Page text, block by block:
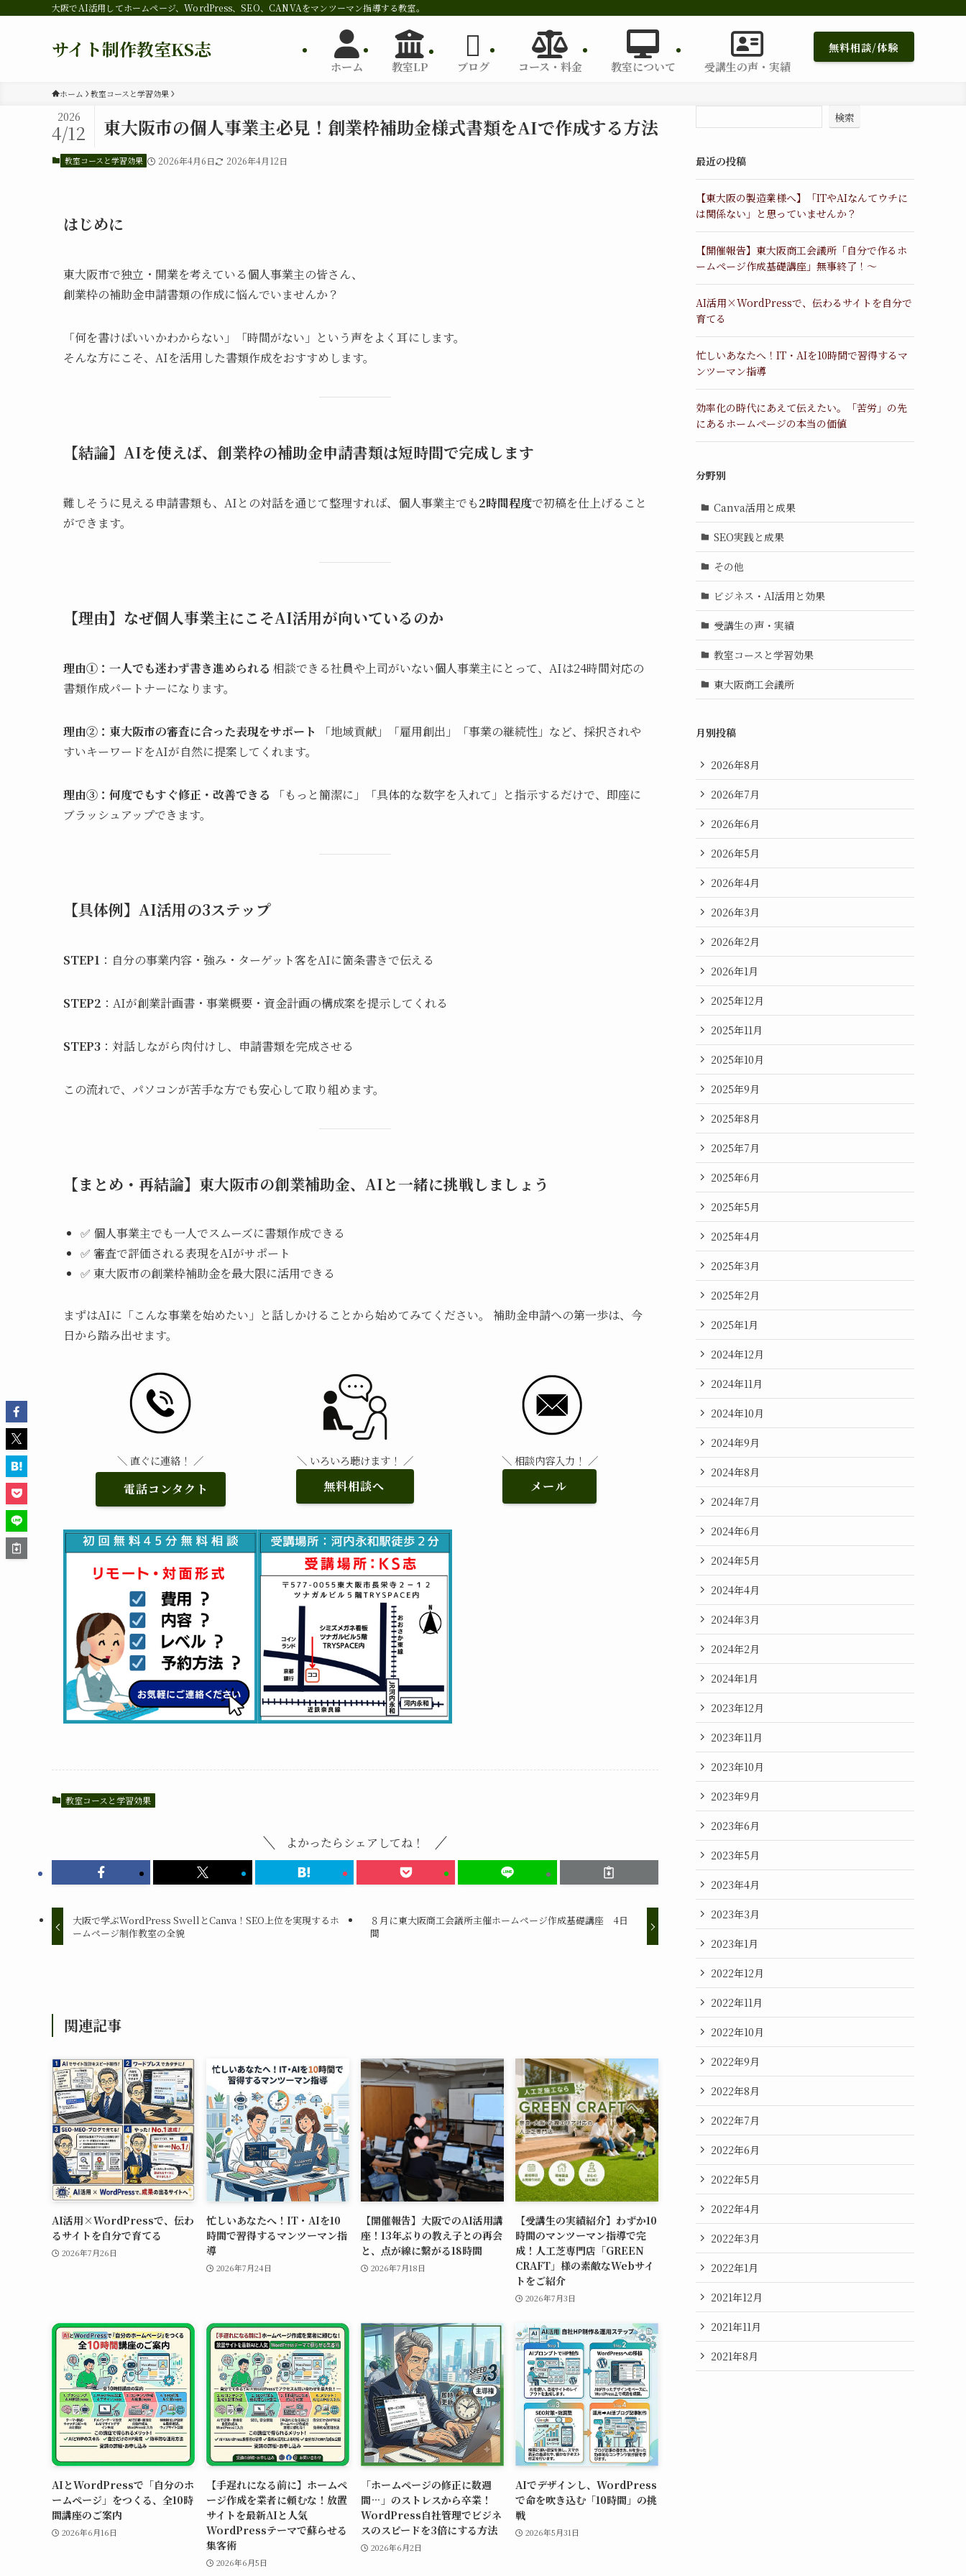
大阪でAI活用してホームページ、WordPress、SEO、CANVAをマンツーマン指導する教室。
サイト制作教室KS志
ホーム 教室LP ブログ コース・料金 教室について 受講生の声・実績
無料相談/体験
ホーム 教室コースと学習効果
東大阪市の個人事業主必見！創業枠補助金様式書類をAIで作成する方法
2026
4/12
教室コースと学習効果 2026年4月6日 2026年4月12日
はじめに
東大阪市で独立・開業を考えている個人事業主の皆さん、
創業枠の補助金申請書類の作成に悩んでいませんか？
「何を書けばいいかわからない」「時間がない」という声をよく耳にします。
そんな方にこそ、AIを活用した書類作成をおすすめします。
【結論】AIを使えば、創業枠の補助金申請書類は短時間で完成します
難しそうに見える申請書類も、AIとの対話を通じて整理すれば、個人事業主でも2時間程度で初稿を仕上げること
ができます。
【理由】なぜ個人事業主にこそAI活用が向いているのか
理由①：一人でも迷わず書き進められる 相談できる社員や上司がいない個人事業主にとって、AIは24時間対応の
書類作成パートナーになります。
理由②：東大阪市の審査に合った表現をサポート
「地域貢献」「雇用創出」「事業の継続性」など、採択されや
すいキーワードをAIが自然に提案してくれます。
理由③：何度でもすぐ修正・改善できる 「もっと簡潔に」「具体的な数字を入れて」と指示するだけで、即座に
ブラッシュアップできます。
【具体例】AI活用の3ステップ
STEP1 ：自分の事業内容・強み・ターゲット客をAIに箇条書きで伝える
STEP2 ：AIが創業計画書・事業概要・資金計画の構成案を提示してくれる
STEP3 ：対話しながら肉付けし、申請書類を完成させる
この流れで、パソコンが苦手な方でも安心して取り組めます。
【まとめ・再結論】東大阪市の創業補助金、AIと一緒に挑戦しましょう
✅ 個人事業主でも一人でスムーズに書類作成できる
✅ 審査で評価される表現をAIがサポート
✅ 東大阪市の創業枠補助金を最大限に活用できる
まずはAIに「こんな事業を始めたい」と話しかけることから始めてみてください。 補助金申請への第一歩は、今
日から踏み出せます。
＼ 直ぐに連絡！ ／
電話コンタクト
＼ いろいろ聴けます！ ／
無料相談へ
＼ 相談内容入力！ ／
メール
教室コースと学習効果
よかったらシェアしてね！
大阪で学ぶWordPress SwellとCanva！SEO上位を実現するホ
ームページ制作教室の全貌
８月に東大阪商工会議所主催ホームページ作成基礎講座 4日
間
関連記事
AI活用×WordPressで、伝わ
るサイトを自分で育てる
2026年7月26日
忙しいあなたへ！IT・AIを10
時間で習得するマンツーマン指
導
2026年7月24日
【開催報告】大阪でのAI活用講
座！13年ぶりの教え子との再会
と、点が線に繋がる18時間
2026年7月18日
【受講生の実績紹介】わずか10
時間のマンツーマン指導で完
成！人工芝専門店「GREEN
CRAFT」様の素敵なWebサイ
トをご紹介
2026年7月3日
AIとWordPressで「自分のホ
ームページ」をつくる、全10時
間講座のご案内
2026年6月16日
【手遅れになる前に】ホームペ
ージ作成を業者に頼むな！放置
サイトを最新AIと人気
WordPressテーマで蘇らせる
集客術
2026年6月5日
「ホームページの修正に数週
間…」のストレスから卒業！
WordPress自社管理でビジネ
スのスピードを3倍にする方法
2026年6月2日
AIでデザインし、WordPress
で命を吹き込む「10時間」の挑
戦
2026年5月31日
検索
最近の投稿
【東大阪の製造業様へ】「ITやAIなんてウチに
は関係ない」と思っていませんか？
【開催報告】東大阪商工会議所「自分で作るホ
ームページ作成基礎講座」無事終了！〜
AI活用×WordPressで、伝わるサイトを自分で
育てる
忙しいあなたへ！IT・AIを10時間で習得するマ
ンツーマン指導
効率化の時代にあえて伝えたい。「苦労」の先
にあるホームページの本当の価値
分野別
Canva活用と成果
SEO実践と成果
その他
ビジネス・AI活用と効果
受講生の声・実績
教室コースと学習効果
東大阪商工会議所
月別投稿
2026年8月
2026年7月
2026年6月
2026年5月
2026年4月
2026年3月
2026年2月
2026年1月
2025年12月
2025年11月
2025年10月
2025年9月
2025年8月
2025年7月
2025年6月
2025年5月
2025年4月
2025年3月
2025年2月
2025年1月
2024年12月
2024年11月
2024年10月
2024年9月
2024年8月
2024年7月
2024年6月
2024年5月
2024年4月
2024年3月
2024年2月
2024年1月
2023年12月
2023年11月
2023年10月
2023年9月
2023年6月
2023年5月
2023年4月
2023年3月
2023年1月
2022年12月
2022年11月
2022年10月
2022年9月
2022年8月
2022年7月
2022年6月
2022年5月
2022年4月
2022年3月
2022年1月
2021年12月
2021年11月
2021年8月